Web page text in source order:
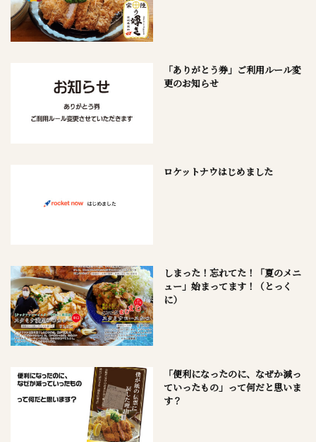
「ありがとう券」ご利用ルール変
更のお知らせ
ロケットナウはじめました
しまった！忘れてた！「夏のメニ
ュー」始まってます！（とっく
に）
「便利になったのに、なぜか減っ
ていったもの」って何だと思いま
す？